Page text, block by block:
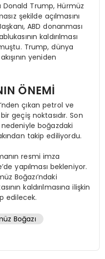
Donald Trump, Hürmüz
şekilde açılmasını
ABD donanması
kaldırılması
Trump, dünya
yeniden
ÖNEMİ
çıkan petrol ve
geçiş noktasıdır. Son
boğazdaki
takip ediliyordu.
resmi imza
yapılması bekleniyor.
Boğazı’ndaki
kaldırılmasına ilişkin
edilecek.
Boğazı